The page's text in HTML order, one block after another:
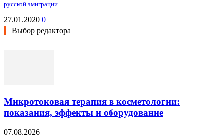
русской эмиграции
27.01.2020 0
Выбор редактора
Микротоковая терапия в косметологии:
показания, эффекты и оборудование
07.08.2026